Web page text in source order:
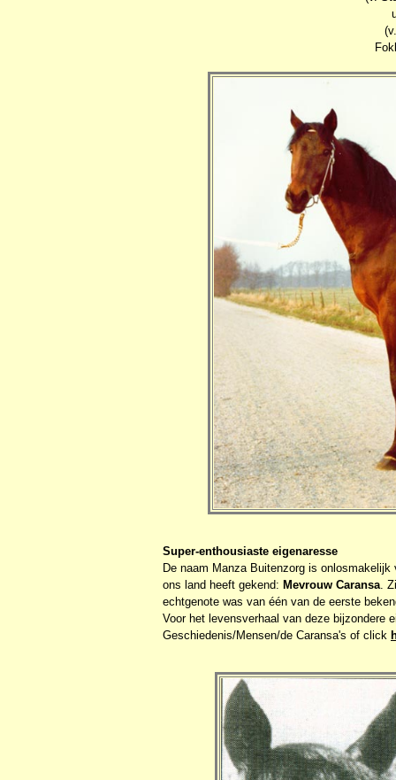
Super-enthousiaste eigenaresse
De naam Manza Buitenzorg is
ons land heeft gekend: Mevrouw Caransa .
echtgenote was van één van de eerste
Voor het levensverhaal van deze bijzondere
Geschiedenis/Mensen/de Caransa's of click